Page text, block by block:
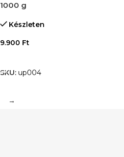
1000 g
Készleten
9.900 Ft
SKU: up004
→